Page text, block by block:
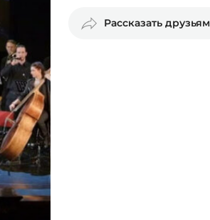
Рассказать друзьям